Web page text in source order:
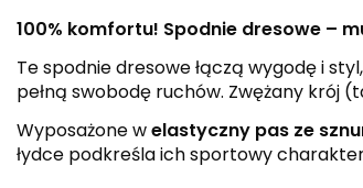
100% komfortu! Spodnie dresowe –
Te spodnie dresowe łączą wygodę i
pełną swobodę ruchów. Zwężany krój
Wyposażone welastyczny pas ze
łydce podkreśla ich sportowy